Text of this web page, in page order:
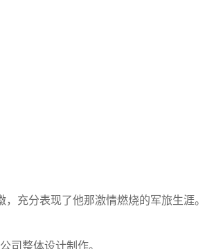
，充分表现了他那激情燃烧的军旅生涯。
司整体设计制作。